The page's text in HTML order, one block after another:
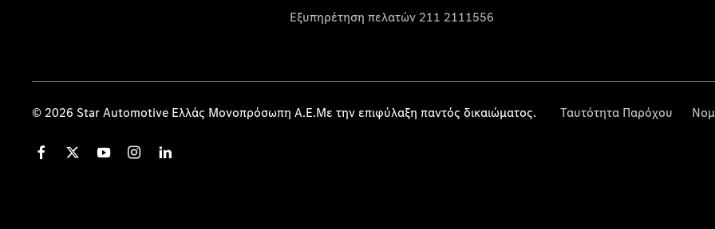
Εξυπηρέτηση πελατών 211 2111556
© 2026 Star Automotive Ελλάς Μονοπρόσωπη Α.Ε.Με την επιφύλαξη παντός δικαιώματος. Ταυτότητα Παρόχου